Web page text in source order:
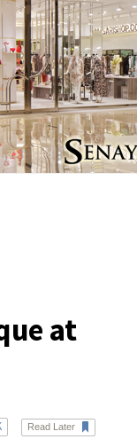
at
Read Later